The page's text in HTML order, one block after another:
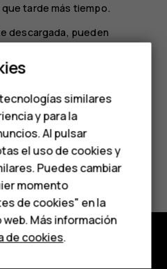
tarde más tiempo.
descargada, pueden
similares
y para la
Al pulsar
el uso de cookies y
Puedes cambiar
momento
de cookies" en la
Más información
de cookies.